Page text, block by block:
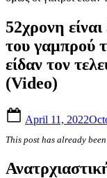
52χρονη
του γαμπρού
είδαν τον
(Video)
on
April 11, 2022
This post has already